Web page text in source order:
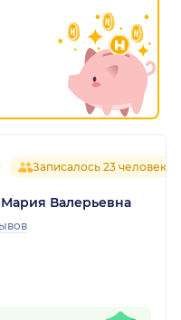
Записалось 23 человека
Валерьевна